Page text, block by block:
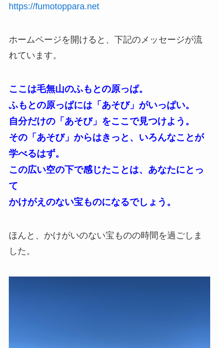
https://fumotoppara.net
ホームページを開けると、下記のメッセージが流
れています。
ここは毛無山のふもとの原っぱ。
ふもとの原っぱには「あそび」がいっぱい。
自分だけの「あそび」をここで見つけよう。
その「あそび」からはきっと、いろんなことが
学べるはず。
この広い空の下で感じたことは、あなたにとっ
て
かけがえのない宝ものになるでしょう。
ほんと、かけがいのない宝ものの時間を過ごしま
した。